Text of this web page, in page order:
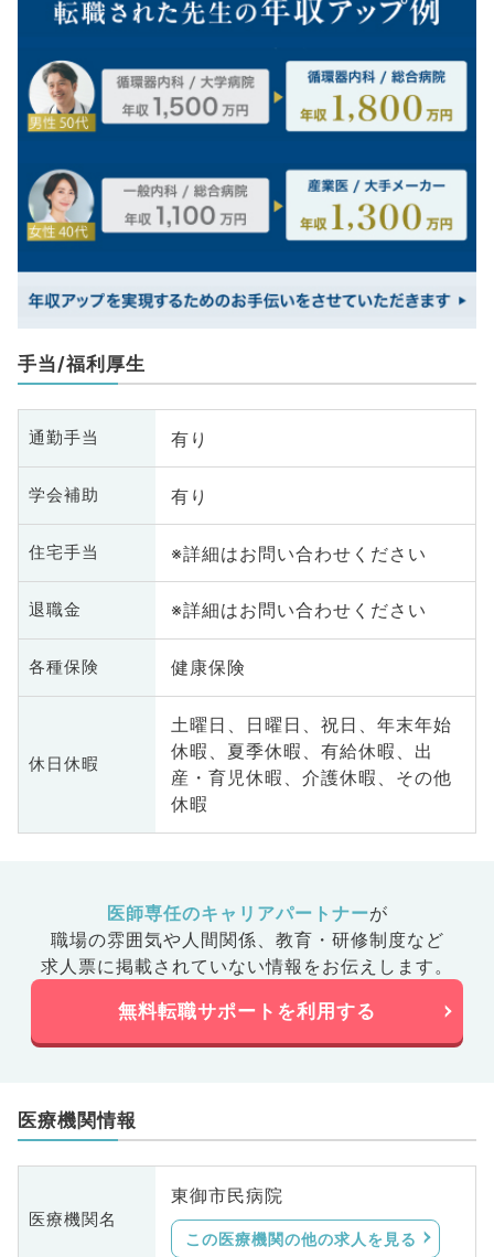
手当/福利厚生
通勤手当 有り
学会補助 有り
住宅手当 ※詳細はお問い合わせください
退職金 ※詳細はお問い合わせください
各種保険 健康保険
休日休暇
土曜日、日曜日、祝日、年末年始
休暇、夏季休暇、有給休暇、出
産・育児休暇、介護休暇、その他
休暇
医師専任のキャリアパートナーが
職場の雰囲気や人間関係、 教育・研修制度など
求人票に掲載されていない情報をお伝えします。
無料転職サポートを利用する
医療機関情報
医療機関名
東御市民病院
この医療機関の他の求人を見る